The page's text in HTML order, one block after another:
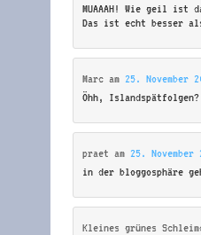
MUAAAH! Wie geil ist
Das ist echt besser
Marc am 25. November
Öhh,
praet am 25.
in der bloggosphäre
Kleines grünes